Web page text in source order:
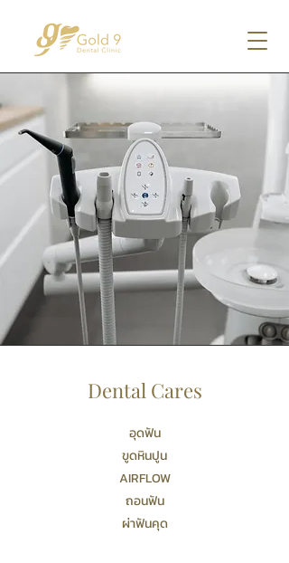
Dental Cares
อุดฟัน
ขูดหินปูน
AIRFLOW
ถอนฟัน
ผ่าฟันคุด